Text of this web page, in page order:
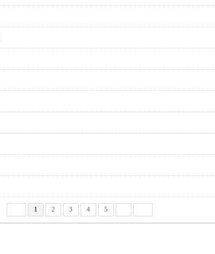
1 2 3 4 5